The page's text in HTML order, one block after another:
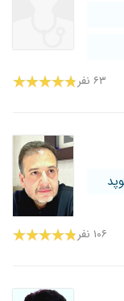
۶۳ نفر
۱۰۶ نفر